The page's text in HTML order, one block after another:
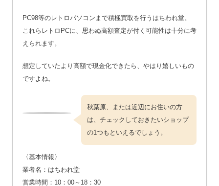
PC98等のレトロパソコンまで積極買取を行うはちわれ堂。
これらレトロPCに、思わぬ高額査定が付く可能性は十分に考
えられます。
想定していたより高額で現金化できたら、やはり嬉しいもの
ですよね。
秋葉原、または近辺にお住いの方
は、チェックしておきたいショップ
の1つもといえるでしょう。
〈基本情報〉
業者名：はちわれ堂
営業時間：10：00～18：30